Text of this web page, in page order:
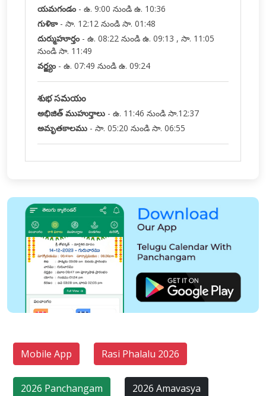
యమగండం- ఉ. 9:00 నుండి ఉ. 10:36
గుళికా- సా. 12:12 నుండి సా. 01:48
దుర్ముహూర్తం- ఉ. 08:22 నుండి ఉ. 09:13 , సా. 11:05
నుండి సా. 11:49
వర్జ్యం- ఉ. 07:49 నుండి ఉ. 09:24
శుభ సమయం
అభిజిత్ ముహుర్తాలు - ఉ. 11:46 నుండి సా.12:37
అమృతకాలము - సా. 05:20 నుండి సా. 06:55
Mobile App Rasi Phalalu 2026
2026 Panchangam 2026 Amavasya